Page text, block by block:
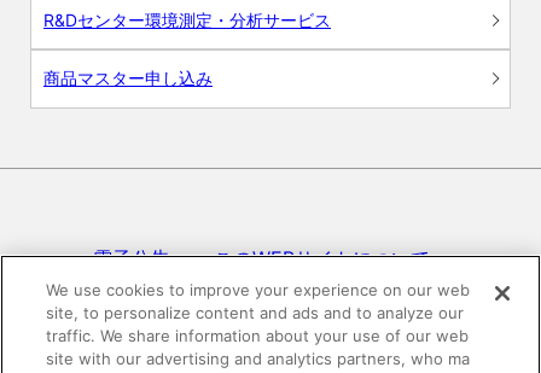
R&Dセンター環境測定・分析サービス
商品マスター申し込み
電子公告 このWEBサイトについて
プライバシーポリシー
We use cookies to improve your experience on our web
site, to personalize content and ads and to analyze our
traffic. We share information about your use of our web
site with our advertising and analytics partners, who ma